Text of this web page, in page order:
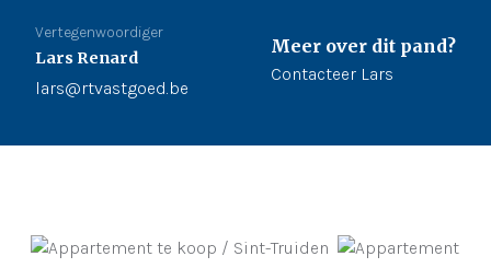
Vertegenwoordiger
Lars Renard
lars@rtvastgoed.be
Meer over dit pand?
Contacteer Lars